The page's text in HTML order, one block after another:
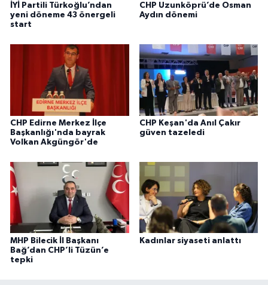
İYİ Partili Türkoğlu’ndan
yeni döneme 43 önergeli
start
CHP Uzunköprü’de Osman
Aydın dönemi
CHP Edirne Merkez İlçe
Başkanlığı'nda bayrak
Volkan Akgüngör'de
CHP Keşan'da Anıl Çakır
güven tazeledi
MHP Bilecik İl Başkanı
Bağ’dan CHP’li Tüzün’e
tepki
Kadınlar siyaseti anlattı